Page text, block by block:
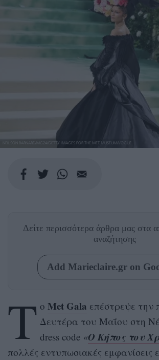
NEILSON BARNARD/MG24/GETTY IMAGES FOR THE MET MUSEUM/VOGUE
Δείτε περισσότερα άρθρα μας στα
αναζήτησης
Add Marieclaire.gr on
Τ o Met Gala επέστρεψε την
Δευτέρα του Μαΐου στη
dress code «Ο Κήπος του
πολλές εντυπωσιακές εμφανίσεις